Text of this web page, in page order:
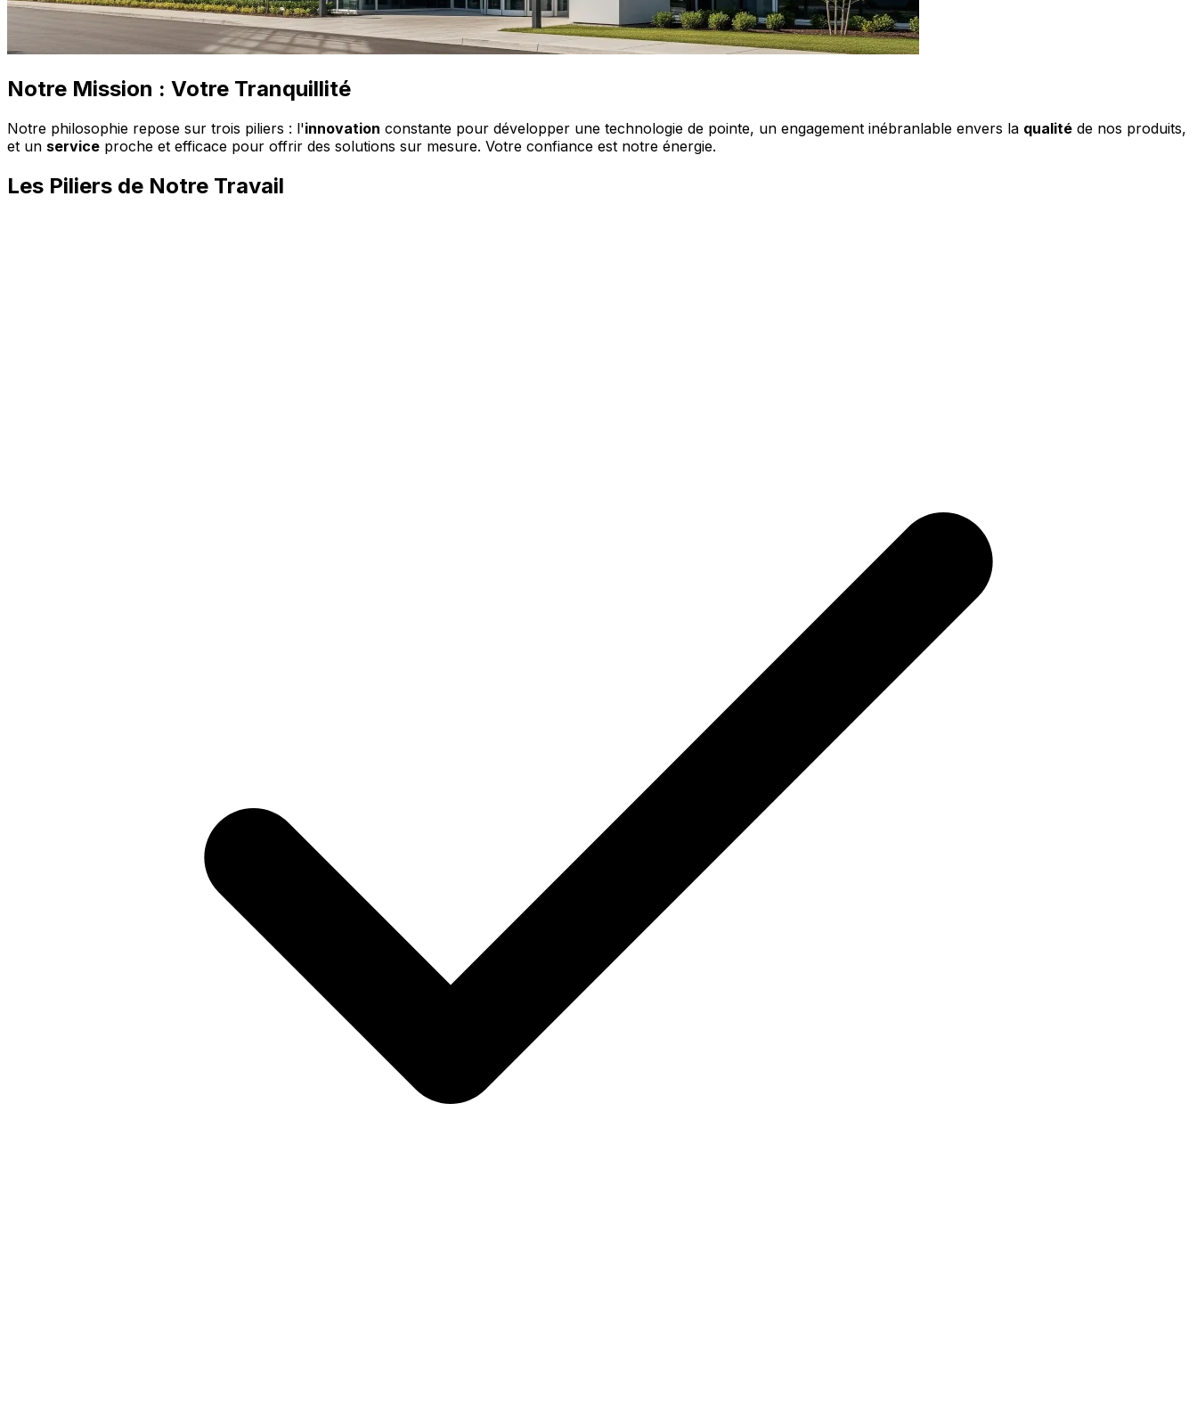
Notre Mission : Votre Tranquillité
Notre philosophie repose sur trois piliers : l'innovation constante pour développer une technologie de pointe, un engagement inébranlable envers la qualité de nos produits,
et un service proche et efficace pour offrir des solutions sur mesure. Votre confiance est notre énergie.
Les Piliers de Notre Travail